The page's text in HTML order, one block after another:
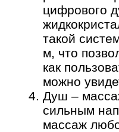
цифрового
такой
м, что
как
можно
Душ –
сильным
массаж